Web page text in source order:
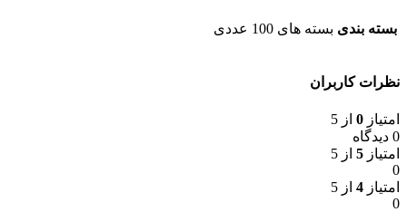
بسته بندی بسته های 100 عددی
نظرات کاربران
امتیاز 0 از 5
0 دیدگاه
امتیاز 5 از 5
0
امتیاز 4 از 5
0